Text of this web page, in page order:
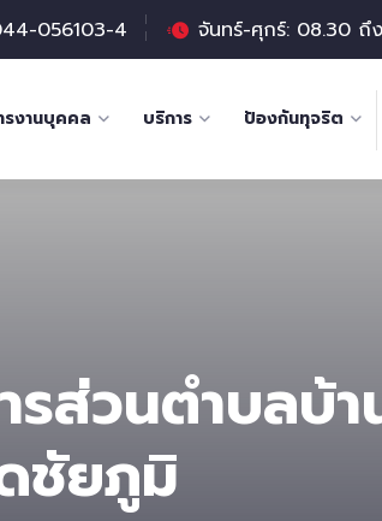
056103-4 จันทร์-ศุกร์: 08.30 ถึ
รงานบุคคล บริการ ป้องกันทุจริต
รส่วนตําบลบ้
ชัยภูมิ